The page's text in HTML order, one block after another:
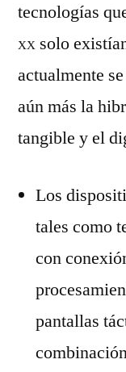
tecnologías
xx solo
actualmente
aún más la
tangible y el
Los
tales como
con
pantallas